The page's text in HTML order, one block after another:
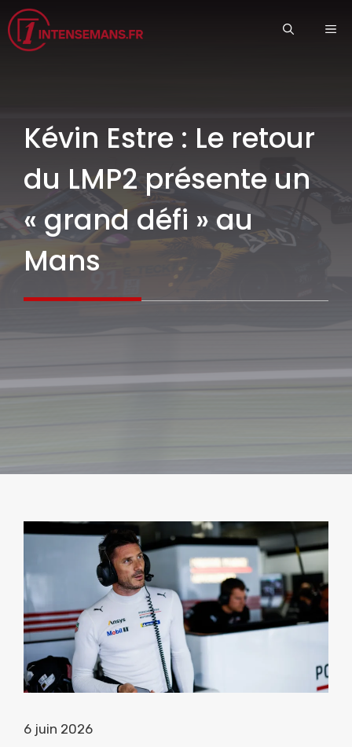
Aller
au
contenu
Kévin Estre : Le retour
du LMP2 présente un
« grand défi » au
Mans
6 juin 2026